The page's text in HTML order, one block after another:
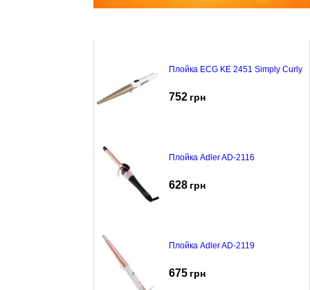
Плойка ECG KE 2451 Simply Curly
752 грн
Плойка Adler AD-2116
628 грн
Плойка Adler AD-2119
675 грн